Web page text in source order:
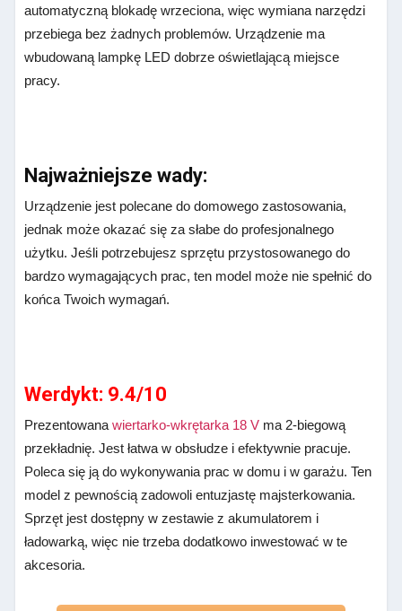
automatyczną blokadę wrzeciona, więc wymiana narzędzi
przebiega bez żadnych problemów. Urządzenie ma
wbudowaną lampkę LED dobrze oświetlającą miejsce
pracy.
Najważniejsze wady:
Urządzenie jest polecane do domowego zastosowania,
jednak może okazać się za słabe do profesjonalnego
użytku. Jeśli potrzebujesz sprzętu przystosowanego do
bardzo wymagających prac, ten model może nie spełnić do
końca Twoich wymagań.
Werdykt: 9.4/10
Prezentowanawiertarko-wkrętarka 18 V ma 2-biegową
przekładnię. Jest łatwa w obsłudze i efektywnie pracuje.
Poleca się ją do wykonywania prac w domu i w garażu. Ten
model z pewnością zadowoli entuzjastę majsterkowania.
Sprzęt jest dostępny w zestawie z akumulatorem i
ładowarką, więc nie trzeba dodatkowo inwestować w te
akcesoria.